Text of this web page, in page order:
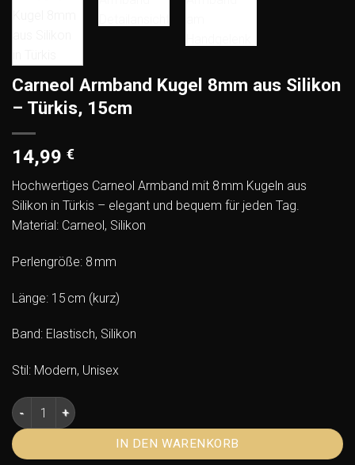
Carneol Armband Kugel 8mm aus Silikon
– Türkis, 15cm
14,99 €
Hochwertiges Carneol Armband mit 8 mm Kugeln aus
Silikon in Türkis – elegant und bequem für jeden Tag.
Material: Carneol, Silikon
Perlengröße: 8 mm
Länge: 15 cm (kurz)
Band: Elastisch, Silikon
Stil: Modern, Unisex
Carneol Armband Kugel 8mm aus Silikon – Türkis, 15cm
IN DEN WARENKORB